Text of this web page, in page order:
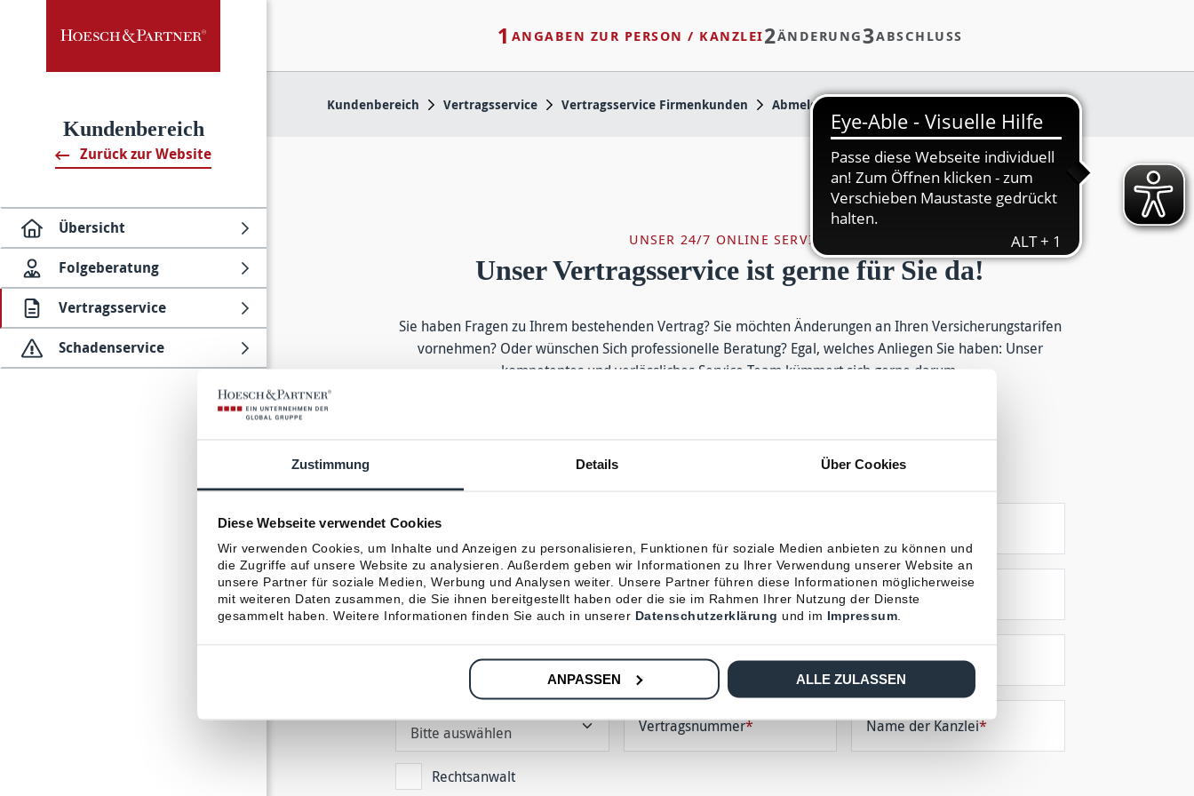
Zustimmung Details Über Cookies
Diese Webseite verwendet Cookies
Wir verwenden Cookies, um Inhalte und Anzeigen zu personalisieren, Funktionen für soziale Medien anbieten zu können und
die Zugriffe auf unsere Website zu analysieren. Außerdem geben wir Informationen zu Ihrer Verwendung unserer Website an
unsere Partner für soziale Medien, Werbung und Analysen weiter. Unsere Partner führen diese Informationen möglicherweise
mit weiteren Daten zusammen, die Sie ihnen bereitgestellt haben oder die sie im Rahmen Ihrer Nutzung der Dienste
gesammelt haben. Weitere Informationen finden Sie auch in unserer Datenschutzerklärung und im Impressum
ANPASSEN ALLE ZULASSEN
Kundenbereich
Zurück zur Website
Übersicht
Folge­beratung
Vertragsservice
Schadenservice
Kundenbereich Vertragsservice Vertragsservice Firmenkunden Abmeldung Kanzlei
UNSER 24/7 ONLINE SERVICE
Unser Vertragsservice ist gerne für Sie da!
Sie haben Fragen zu Ihrem bestehenden Vertrag? Sie möchten Änderungen an Ihren Versicherungstarifen
vornehmen? Oder wünschen Sich professionelle Beratung? Egal, welches Anliegen Sie haben: Unser
kompetentes und verlässliches Service-Team kümmert sich gerne darum.
1 ANGABEN ZUR PERSON / KANZLEI2ÄNDERUNG3ABSCHLUSS
Angaben zu Ihrer Person / Kanzlei
Titel
Straße * Nummer* PLZ* Ort*
Mobil E-Mail*
Vertragsnummer* Name der Kanzlei*
Rechtsanwalt